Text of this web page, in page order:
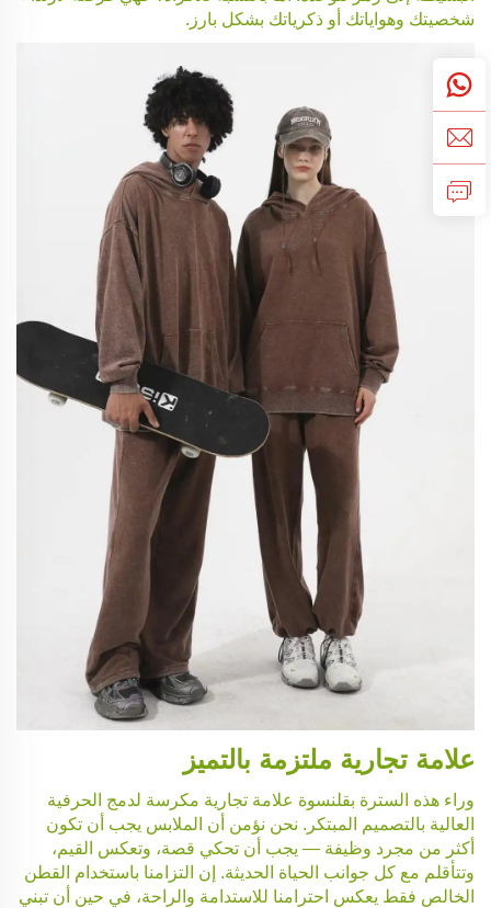
شخصيتك وهواياتك أو ذكرياتك بشكل بارز.
علامة تجارية ملتزمة بالتميز
وراء هذه السترة بقلنسوة علامة تجارية مكرسة لدمج الحرفية
العالية بالتصميم المبتكر. نحن نؤمن أن الملابس يجب أن تكون
أكثر من مجرد وظيفة — يجب أن تحكي قصة، وتعكس القيم،
وتتأقلم مع كل جوانب الحياة الحديثة. إن التزامنا باستخدام القطن
الخالص فقط يعكس احترامنا للاستدامة والراحة، في حين أن تبني